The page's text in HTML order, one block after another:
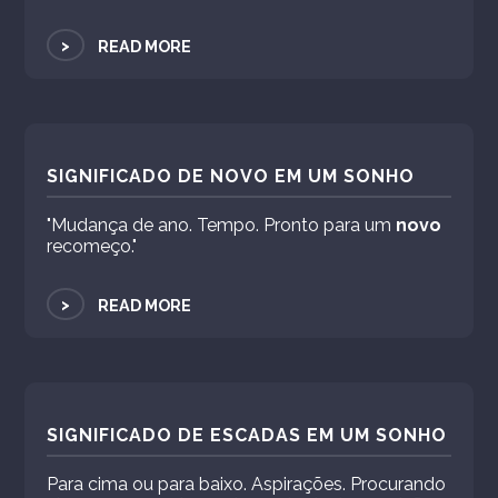
> READ MORE
SIGNIFICADO DE NOVO EM UM SONHO
"Mudança de ano. Tempo. Pronto para um novo
recomeço."
> READ MORE
SIGNIFICADO DE ESCADAS EM UM SONHO
Para cima ou para baixo. Aspirações. Procurando